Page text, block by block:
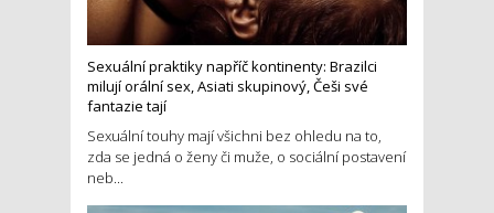
Sexuální praktiky napříč kontinenty: Brazilci
milují orální sex, Asiati skupinový, Češi své
fantazie tají
Sexuální touhy mají všichni bez ohledu na to,
zda se jedná o ženy či muže, o sociální postavení
neb...